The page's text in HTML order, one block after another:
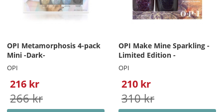
OPI Metamorphosis 4-pack
Mini -Dark-
OPI
216 kr
266 kr
OPI Make Mine Sparkling -
Limited Edition -
OPI
210 kr
310 kr